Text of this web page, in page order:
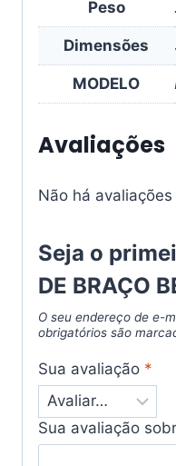
Peso
Dimensões
MODELO
Avaliações
Não há
Seja o
DE BRAÇO
O seu endereço de e-
obrigatórios são
Sua avaliação *
Sua avaliação